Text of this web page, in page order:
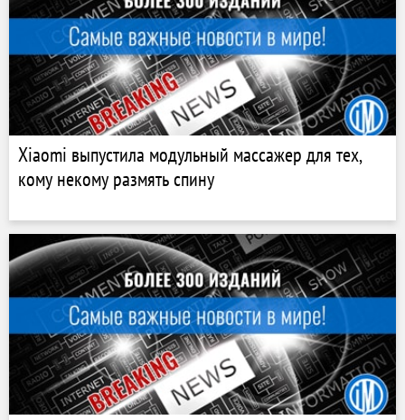
Xiaomi выпустила модульный массажер для тех,
кому некому размять спину